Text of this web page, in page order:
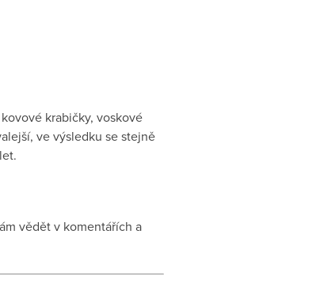
krabičky, voskové
ve výsledku se stejně
vědět v komentářích a